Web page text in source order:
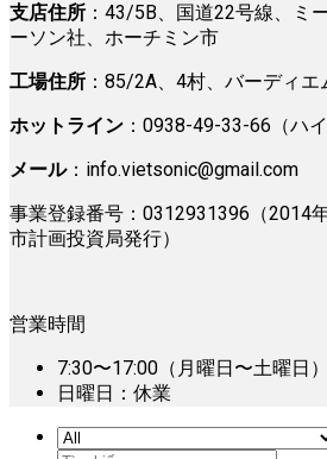
支店住所 ：43/5B、国道22号線、ミ
ーソン社、ホーチミン市
工場住所 ：85/2A、4村、バーディ
ホットライン ：0938-49-33-66（ハイ
メール： info.vietsonic@gmail.com
事業登録番号：0312931396（2014
市計画投資局発行）
営業時間
7:30〜17:00（月曜日〜土曜日）
日曜日：休業